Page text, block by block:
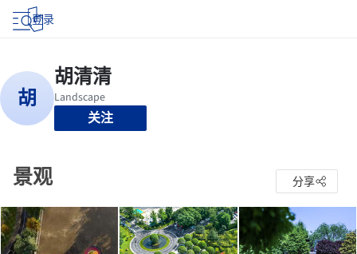
登录
关注
景观 分享